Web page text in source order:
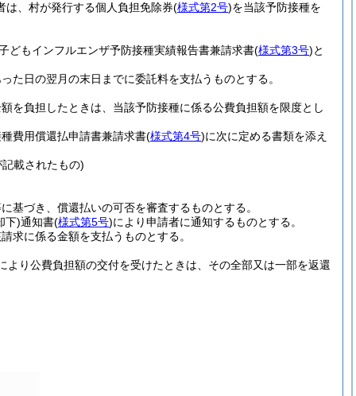
、村が発行する個人負担免除券(様式第2号)を当該予防接種を
どもインフルエンザ予防接種実績報告書兼請求書(様式第3号)と
た日の翌月の末日までに委託料を支払うものとする。
を負担したときは、当該予防接種に係る公費負担額を限度とし
費用償還払申請書兼請求書(様式第4号)に次に定める書類を添え
載されたもの)
基づき、償還払いの可否を審査するものとする。
下)通知書(様式第5号)により申請者に通知するものとする。
求に係る金額を支払うものとする。
り公費負担額の交付を受けたときは、その全部又は一部を返還